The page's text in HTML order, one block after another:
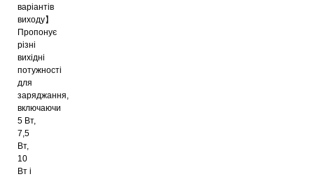
варіантів
виходу】
Пропонує
різні
вихідні
потужності
для
заряджання,
включаючи
5 Вт,
7,5
Вт,
10
Вт і